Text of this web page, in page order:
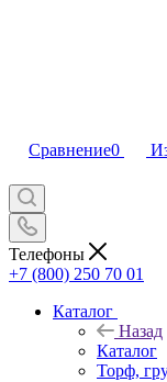
Сравнение0
Телефоны
+7 (800) 250 70 01
Каталог
Назад
Каталог
Торф,